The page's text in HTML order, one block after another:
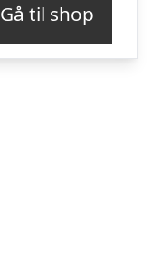
Gå til shop